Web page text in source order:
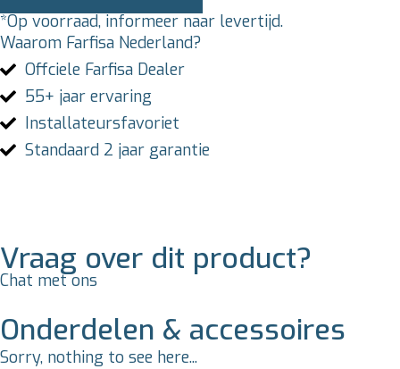
*Op voorraad, informeer naar levertijd.
Waarom Farfisa Nederland?
Offciele Farfisa Dealer
55+ jaar ervaring
Installateursfavoriet
Standaard 2 jaar garantie
Vraag over dit product?
Chat met ons
Onderdelen & accessoires
Sorry, nothing to see here...